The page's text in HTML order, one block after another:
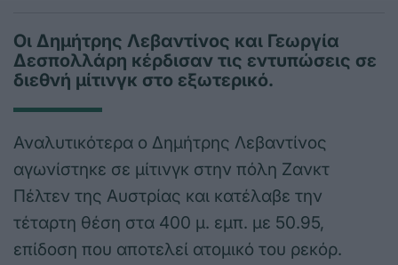
Οι Δημήτρης Λεβαντίνος και Γεωργία
Δεσπολλάρη κέρδισαν τις εντυπώσεις σε
διεθνή μίτινγκ στο εξωτερικό.
Αναλυτικότερα ο Δημήτρης Λεβαντίνος
αγωνίστηκε σε μίτινγκ στην πόλη Ζανκτ
Πέλτεν της Αυστρίας και κατέλαβε την
τέταρτη θέση στα 400 μ. εμπ. με 50.95,
επίδοση που αποτελεί ατομικό του ρεκόρ.